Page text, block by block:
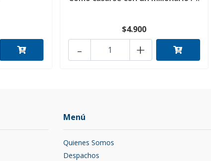
$4.900
+
-
Menú
Quienes Somos
Despachos